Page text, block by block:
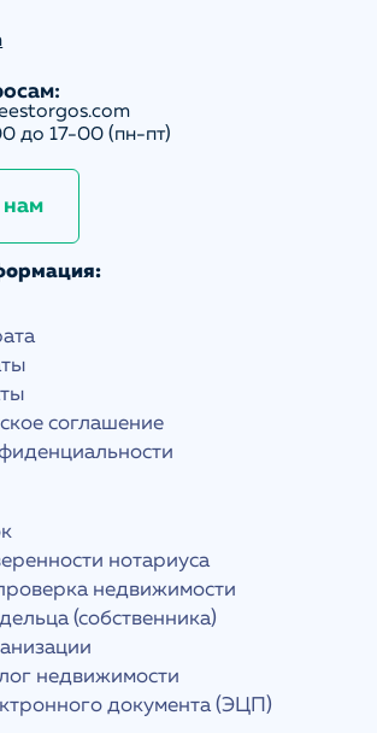
до 17-00 (пн-пт)
нам
соглашение
нотариуса
недвижимости
(собственника)
недвижимости
документа (ЭЦП)